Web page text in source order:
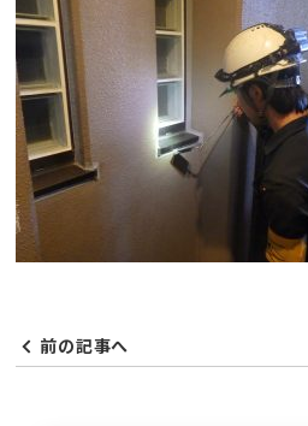
前の記事へ